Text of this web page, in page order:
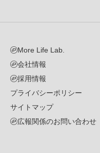
More Life Lab.
会社情報
採用情報
プライバシーポリシー
サイトマップ
広報関係のお問い合わせ